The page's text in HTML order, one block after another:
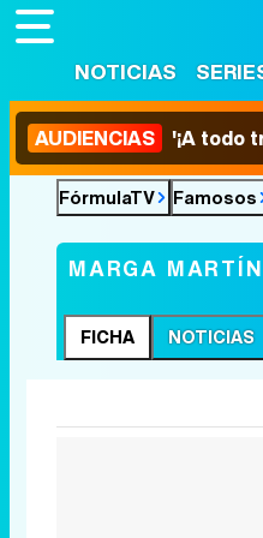
NOTICIAS
AUDIENCIAS '¡A todo
FórmulaTV Famosos
MARGA
FICHA NOTICIAS